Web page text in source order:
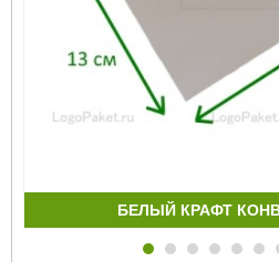
БЕЛЫЙ КРАФТ